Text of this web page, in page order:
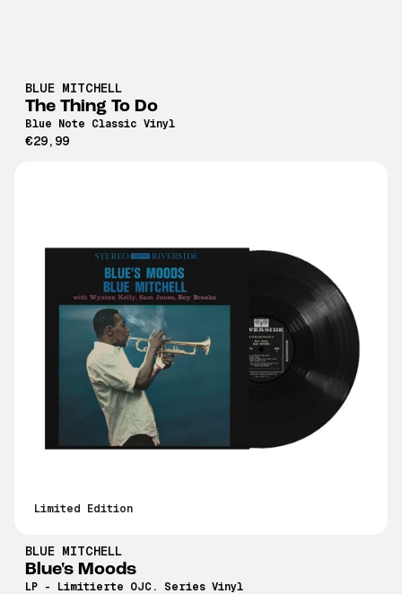
BLUE MITCHELL
The Thing To Do
Blue Note Classic Vinyl
€29,99
Limited Edition
BLUE MITCHELL
Blue's Moods
LP - Limitierte OJC. Series Vinyl